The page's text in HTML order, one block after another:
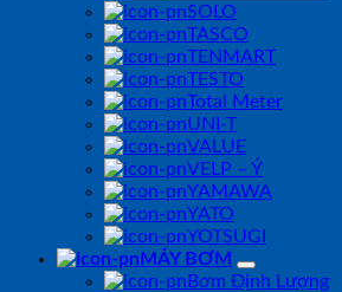
SOLO
TASCO
TENMART
TESTO
Total Meter
UNI-T
VALUE
VELP – Ý
YAMAWA
YATO
YOTSUGI
MÁY BƠM
Bơm Định Lượng